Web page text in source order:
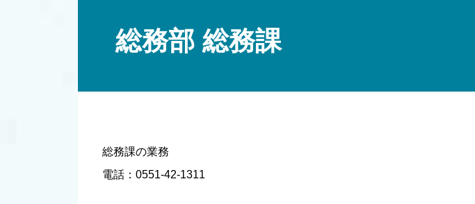
総務部 総務課
総務課の業務
電話：0551-42-1311